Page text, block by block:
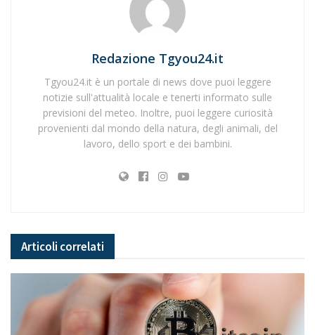
Redazione Tgyou24.it
Tgyou24.it è un portale di news dove puoi leggere
notizie sull'attualità locale e tenerti informato sulle
previsioni del meteo. Inoltre, puoi leggere curiosità
provenienti dal mondo della natura, degli animali, del
lavoro, dello sport e dei bambini.
Articoli correlati